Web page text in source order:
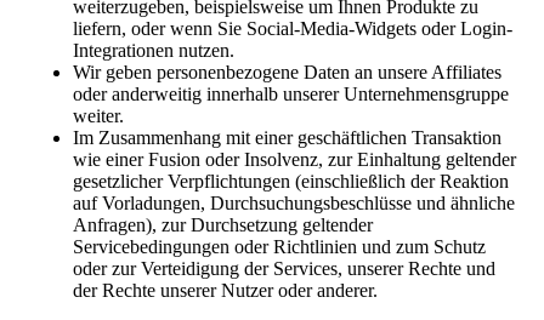
weiterzugeben, beispielsweise um Ihnen Produkte zu
liefern, oder wenn Sie Social-Media-Widgets oder Login-
Integrationen nutzen.
Wir geben personenbezogene Daten an unsere Affiliates
oder anderweitig innerhalb unserer Unternehmensgruppe
weiter.
Im Zusammenhang mit einer geschäftlichen Transaktion
wie einer Fusion oder Insolvenz, zur Einhaltung geltender
gesetzlicher Verpflichtungen (einschließlich der Reaktion
auf Vorladungen, Durchsuchungsbeschlüsse und ähnliche
Anfragen), zur Durchsetzung geltender
Servicebedingungen oder Richtlinien und zum Schutz
oder zur Verteidigung der Services, unserer Rechte und
der Rechte unserer Nutzer oder anderer.